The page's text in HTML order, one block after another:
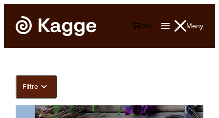
Meny
00kr
Filtre